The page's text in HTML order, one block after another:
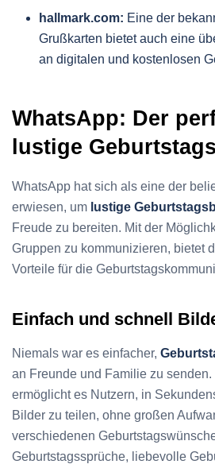
hallmark.com: Eine der
Grußkarten bietet auch eine
an digitalen und kostenlosen
WhatsApp: Der
lustige
WhatsApp hat sich als eine der
erwiesen, um lustige
Freude zu bereiten. Mit der
Gruppen zu kommunizieren, bietet
Vorteile für die
Einfach und schnell
Niemals war es einfacher,
an Freunde und Familie zu
ermöglicht es Nutzern, in
Bilder zu teilen, ohne großen
verschiedenen
Geburtstagssprüche, liebevolle